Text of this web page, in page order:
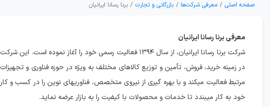
صفحه اصلی معرفی شرکت‌ها بازرگانی و تجارت برنا رسانا ایرانیان
معرفی برنا رسانا ایرانیان
شرکت برنا رسانا ایرانیان، از سال ۱۳۹۴ فعالیت رسمی خود را آغاز نموده است. این شرکت
در زمینه خرید، فروش، تأمین و توزیع کالاهای مختلف به ویژه در حوزه فناوری و تجهیزات
مرتبط فعالیت میکند و با بهره گیری از نیروی متخصص، فناوریهای نوین را در کسب و کار
خود به کار میبندد تا خدمات و محصولات با کیفیت را به بازار عرضه نماید.